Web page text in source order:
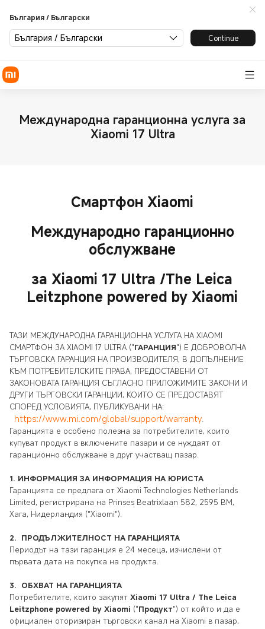
България / Български
България / Български Continue
Международна гаранционна услуга за
Xiaomi 17 Ultra
Смартфон Xiaomi
Международно гаранционно
обслужване
за Xiaomi 17 Ultra /The Leica
Leitzphone powered by Xiaomi
ТАЗИ МЕЖДУНАРОДНА ГАРАНЦИОННА УСЛУГА НА XIAOMI
СМАРТФОН ЗА XIAOMI 17 ULTRA ("ГАРАНЦИЯ") Е ДОБРОВОЛНА
ТЪРГОВСКА ГАРАНЦИЯ НА ПРОИЗВОДИТЕЛЯ, В ДОПЪЛНЕНИЕ
КЪМ ПОТРЕБИТЕЛСКИТЕ ПРАВА, ПРЕДОСТАВЕНИ ОТ
ЗАКОНОВАТА ГАРАНЦИЯ СЪГЛАСНО ПРИЛОЖИМИТЕ ЗАКОНИ И
ДРУГИ ТЪРГОВСКИ ГАРАНЦИИ, КОИТО СЕ ПРЕДОСТАВЯТ
СПОРЕД УСЛОВИЯТА, ПУБЛИКУВАНИ НА:
https://www.mi.com/global/support/warranty.
Гаранцията е особено полезна за потребителите, които
купуват продукт в включените пазари и се нуждаят от
гаранционно обслужване в друг участващ пазар.
1. ИНФОРМАЦИЯ ЗА ИНФОРМАЦИЯ НА ЮРИСТА
Гаранцията се предлага от Xiaomi Technologies Netherlands
Limited, регистрирана на Prinses Beatrixlaan 582, 2595 BM,
Хага, Нидерландия ("Xiaomi").
2. ПРОДЪЛЖИТЕЛНОСТ НА ГАРАНЦИЯТА
Периодът на тази гаранция е 24 месеца, изчислени от
първата дата на покупка на продукта.
3. ОБХВАТ НА ГАРАНЦИЯТА
Потребителите, които закупят Xiaomi 17 Ultra / The Leica
Leitzphone powered by Xiaomi ("Продукт") от който и да е
официален оторизиран търговски канал на Xiaomi в пазар,